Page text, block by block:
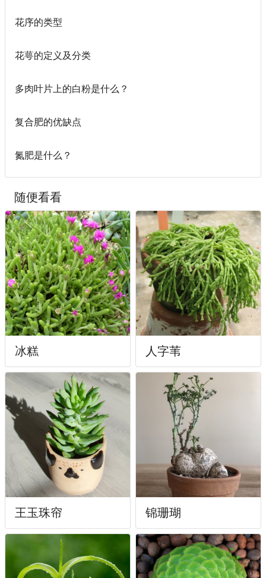
花序的类型
花萼的定义及分类
多肉叶片上的白粉是什么？
复合肥的优缺点
氮肥是什么？
随便看看
冰糕 人字苇
王玉珠帘 锦珊瑚